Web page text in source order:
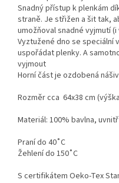
Snadný přístup k plenkám
straně. Je střižen a šit tak,
umožňoval snadné vyjmutí
Vyztužené dno se speciální
uspořádat plenky. A
vyjmout
Horní část je ozdobená
Rozměr cca 64x38 cm
Materiál: 100% bavlna,
Praní do 40˚C
Žehlení do 150˚C
S certifikátem Oeko-Tex